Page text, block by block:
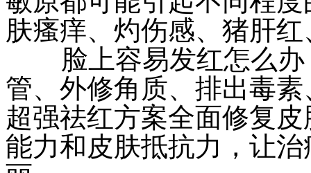
肤瘙痒、灼伤感、猪肝
脸上容易发红怎么办
管、外修角质、排出毒
超强祛红方案全面修复
能力和皮肤抵抗力，让